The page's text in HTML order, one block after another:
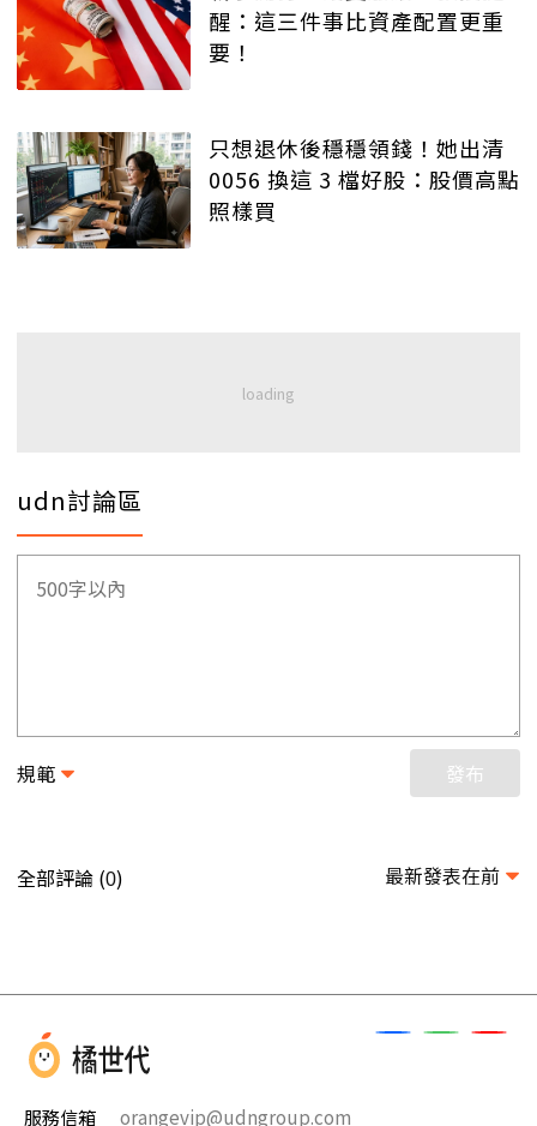
醒：這三件事比資產配置更重
要！
只想退休後穩穩領錢！她出清
0056 換這 3 檔好股：股價高點
照樣買
udn討論區
規範 發布
全部評論 (0) 最新發表在前
服務信箱 orangevip@udngroup.com